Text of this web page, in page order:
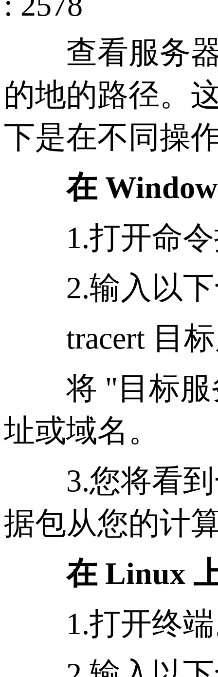
查看服务器
的地的路径。
下是在不同操
在
1.打开命令
2.输入以下
tracert 目标
将 "目标服务
址或域名。
3.您将看到
据包从您的计
在 Linux
1.打开终端